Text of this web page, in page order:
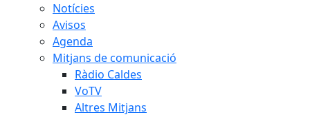
Notícies
Avisos
Agenda
Mitjans de comunicació
Ràdio Caldes
VoTV
Altres Mitjans